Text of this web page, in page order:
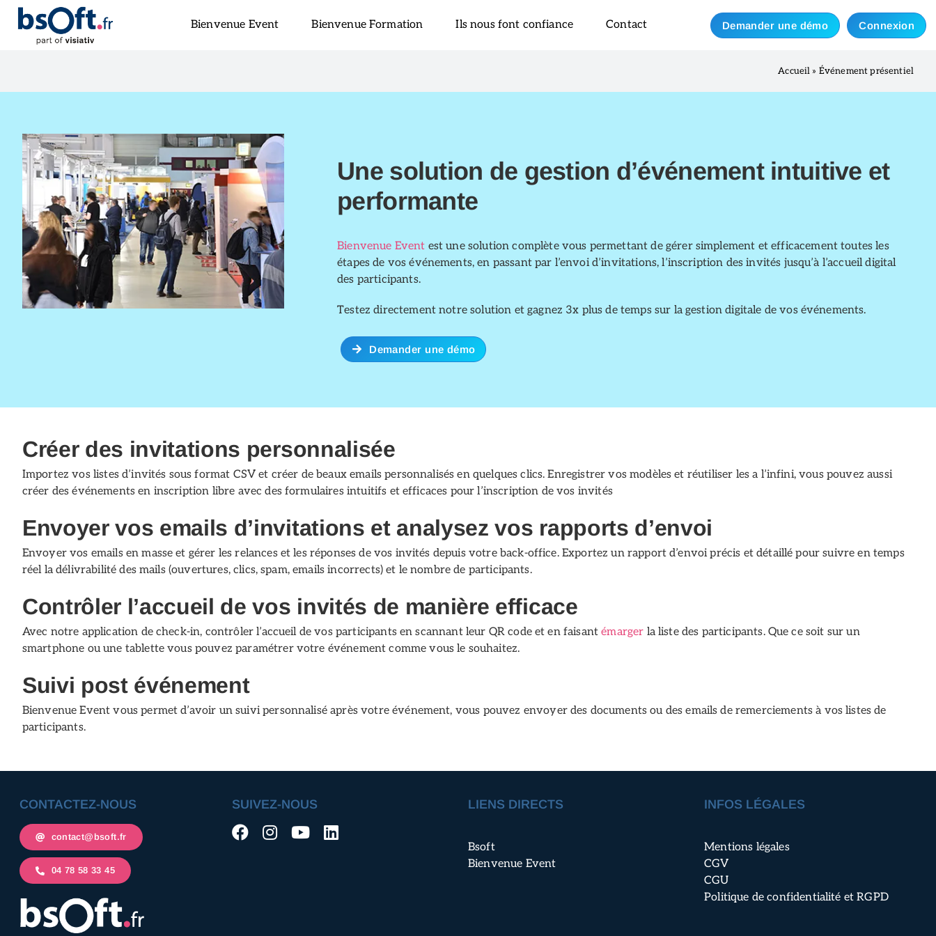
Bienvenue Event Bienvenue Formation Ils nous font confiance Contact Demander une démo Connexion
Accueil » Événement présentiel
Une solution de gestion d’événement intuitive et
performante
Bienvenue Event est une solution complète vous permettant de gérer simplement et efficacement toutes les
étapes de vos événements, en passant par l’envoi d’invitations, l’inscription des invités jusqu’à l’accueil digital
des participants.
Testez directement notre solution et gagnez 3x plus de temps sur la gestion digitale de vos événements.
Demander une démo
Créer des invitations personnalisée
Importez vos listes d’invités sous format CSV et créer de beaux emails personnalisés en quelques clics. Enregistrer vos modèles et réutiliser les a l’infini, vous pouvez aussi
créer des événements en inscription libre avec des formulaires intuitifs et efficaces pour l’inscription de vos invités
Envoyer vos emails d’invitations et analysez vos rapports d’envoi
Envoyer vos emails en masse et gérer les relances et les réponses de vos invités depuis votre back-office. Exportez un rapport d’envoi précis et détaillé pour suivre en temps
réel la délivrabilité des mails (ouvertures, clics, spam, emails incorrects) et le nombre de participants.
Contrôler l’accueil de vos invités de manière efficace
Avec notre application de check-in, contrôler l’accueil de vos participants en scannant leur QR code et en faisantémarger la liste des participants. Que ce soit sur un
smartphone ou une tablette vous pouvez paramétrer votre événement comme vous le souhaitez.
Suivi post événement
Bienvenue Event vous permet d’avoir un suivi personnalisé après votre événement, vous pouvez envoyer des documents ou des emails de remerciements à vos listes de
participants.
CONTACTEZ-NOUS
contact@bsoft.fr
04 78 58 33 45
SUIVEZ-NOUS LIENS DIRECTS
Bsoft
Bienvenue Event
INFOS LÉGALES
Mentions légales
CGV
CGU
Politique de confidentialité et RGPD